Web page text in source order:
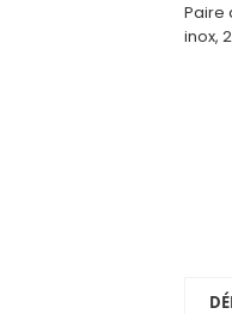
Paire
inox,